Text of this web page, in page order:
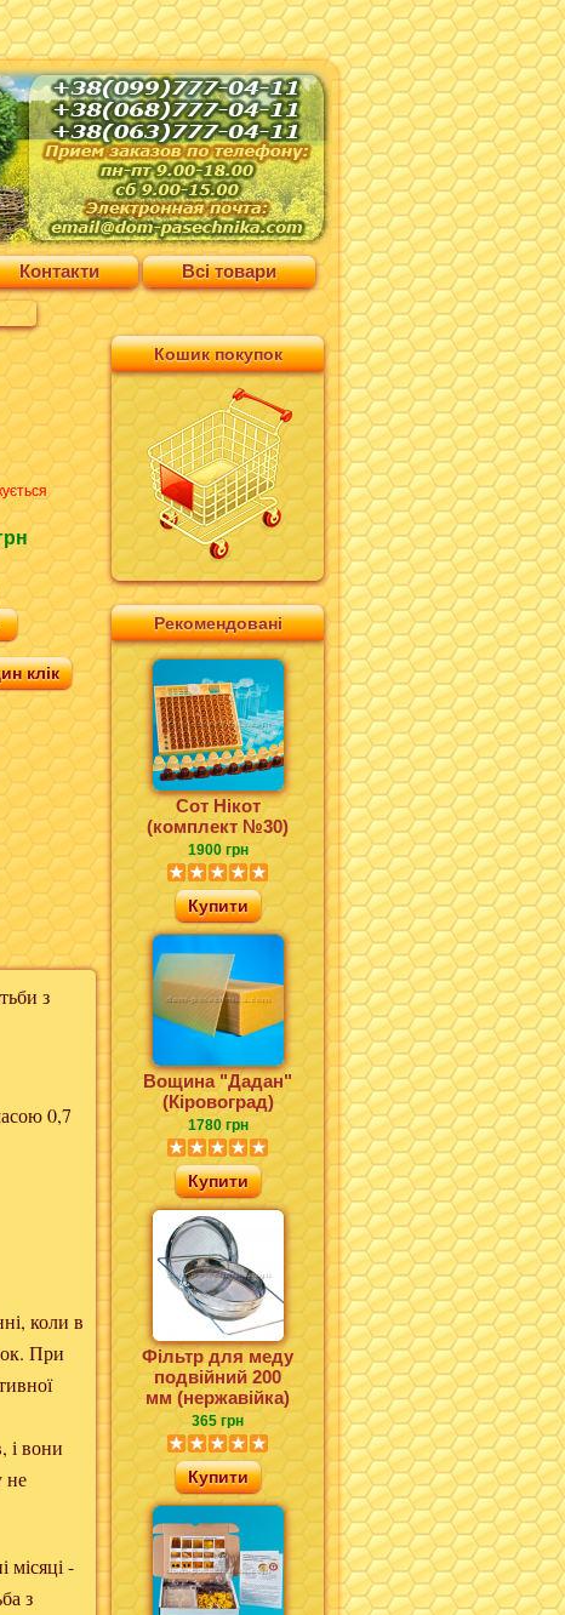
Контакти Всі товари
Кошик покупок
Рекомендовані
Сот Нікот
(комплект №30)
1900 грн
Купити
Вощина "Дадан"
(Кіровоград)
1780 грн
Купити
Фільтр для меду
подвійний 200
мм (нержавійка)
365 грн
Купити
клік
з
0,7
коли в
При
і вони
не
місяці -
з